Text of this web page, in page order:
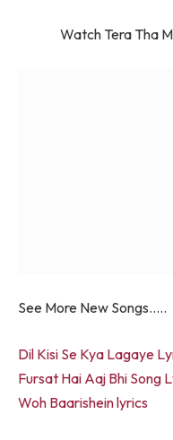
Watch Tera Tha
See More New Songs…..
Dil Kisi Se Kya Lagaye
Fursat Hai Aaj Bhi Song
Woh Baarishein lyrics